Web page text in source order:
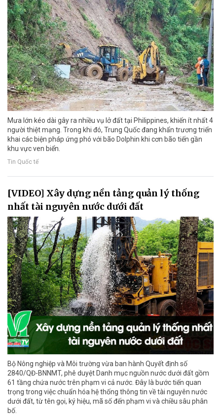
Mưa lớn kéo dài gây ra nhiều vụ lở đất tại Philippines, khiến ít nhất 4
người thiệt mạng. Trong khi đó, Trung Quốc đang khẩn trương triển
khai các biện pháp ứng phó với bão Dolphin khi cơn bão tiến gần
khu vực ven biển.
Tin Quốc tế
[VIDEO] Xây dựng nền tảng quản lý thống
nhất tài nguyên nước dưới đất
Bộ Nông nghiệp và Môi trường vừa ban hành Quyết định số
2840/QĐ-BNNMT, phê duyệt Danh mục nguồn nước dưới đất gồm
61 tầng chứa nước trên phạm vi cả nước. Đây là bước tiến quan
trọng trong việc chuẩn hóa hệ thống thông tin về tài nguyên nước
dưới đất, từ tên gọi, ký hiệu, mã số đến phạm vi và chiều sâu phân
bố.